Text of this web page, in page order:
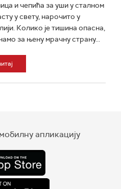
и чепића за уши у сталном
у свету, нарочито у
Колико је тишина опасна,
за њену мрачну страну...
апликацију